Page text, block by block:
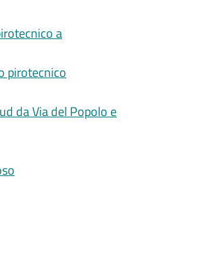
a
pirotecnico
da Via del Popolo e